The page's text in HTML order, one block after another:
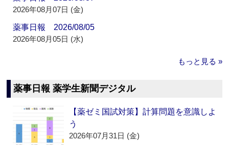
2026年08月07日 (金)
薬事日報 2026/08/05
2026年08月05日 (水)
もっと見る »
薬事日報 薬学生新聞デジタル
【薬ゼミ国試対策】計算問題を意識しよ
う
2026年07月31日 (金)